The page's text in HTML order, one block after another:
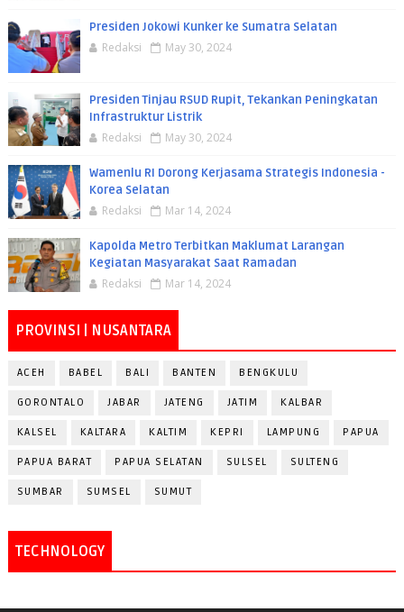
Presiden Jokowi Kunker ke Sumatra Selatan
Redaksi May 30, 2024
Presiden Tinjau RSUD Rupit, Tekankan Peningkatan
Infrastruktur Listrik
Redaksi May 30, 2024
Wamenlu RI Dorong Kerjasama Strategis Indonesia -
Korea Selatan
Redaksi Mar 14, 2024
Kapolda Metro Terbitkan Maklumat Larangan
Kegiatan Masyarakat Saat Ramadan
Redaksi Mar 14, 2024
PROVINSI | NUSANTARA
ACEH BABEL BALI BANTEN BENGKULU
GORONTALO JABAR JATENG JATIM KALBAR
KALSEL KALTARA KALTIM KEPRI LAMPUNG PAPUA
PAPUA BARAT PAPUA SELATAN SULSEL SULTENG
SUMBAR SUMSEL SUMUT
TECHNOLOGY